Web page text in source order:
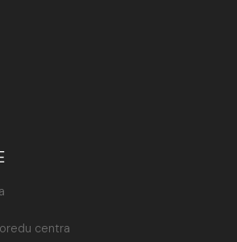
centra